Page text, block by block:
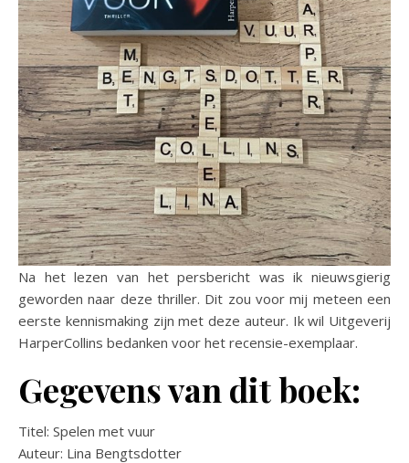
Na het lezen van het persbericht was ik nieuwsgierig
geworden naar deze thriller. Dit zou voor mij meteen een
eerste kennismaking zijn met deze auteur. Ik wil Uitgeverij
HarperCollins bedanken voor het recensie-exemplaar.
Gegevens van dit boek:
Titel: Spelen met vuur
Auteur: Lina Bengtsdotter